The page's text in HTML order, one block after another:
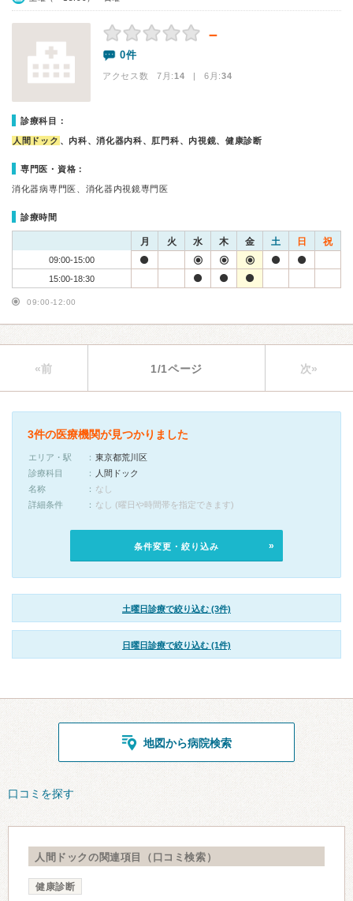
－
0件
アクセス数 7月:14 | 6月:34
診療科目：
人間ドック 、内科、消化器内科、肛門科、内視鏡、健康診断
専門医・資格：
消化器病専門医、消化器内視鏡専門医
診療時間
月 火 水 木 金 土 日 祝
09:00-15:00
15:00-18:30
09:00-12:00
«前 1/1ページ 次»
3件の医療機関が見つかりました
エリア・駅
東京都荒川区
診療科目
人間ドック
名称
なし
詳細条件
なし (曜日や時間帯を指定できます)
条件変更・絞り込み
土曜日診療で絞り込む (3件)
日曜日診療で絞り込む (1件)
地図から病院検索
口コミを探す
人間ドックの関連項目（口コミ検索）
健康診断